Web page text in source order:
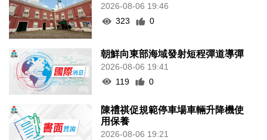
2026-08-06 19:46
323
0
朝鮮向東部海域發射短程彈道導彈
2026-08-06 19:41
119
0
陳禮祺促規範停車場車輛升降機使
用保養
2026-08-06 19:21